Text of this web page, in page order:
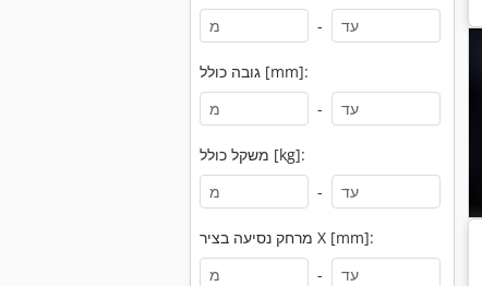
-
גובה כולל [mm]:
-
משקל כולל [kg]:
-
מרחק נסיעה בציר X [mm]:
-